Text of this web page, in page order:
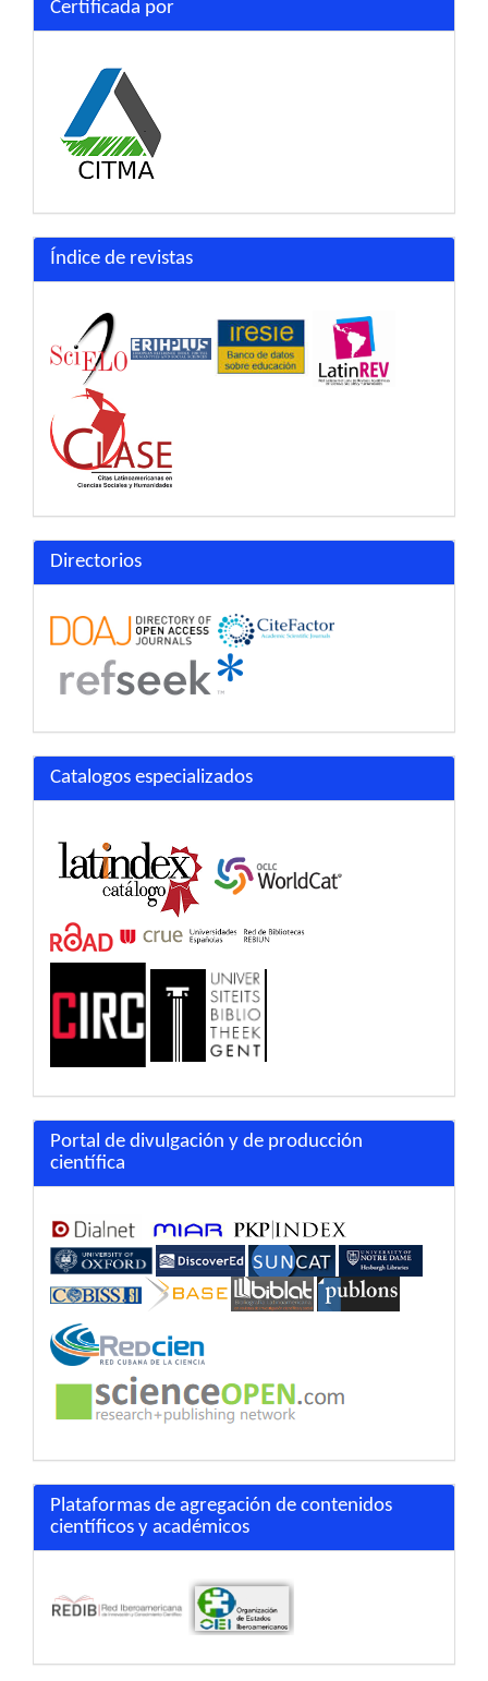
Certificada por
Índice de revistas
Directorios
Catalogos especializados
Portal de divulgación y de producción
científica
Plataformas de agregación de contenidos
científicos y académicos